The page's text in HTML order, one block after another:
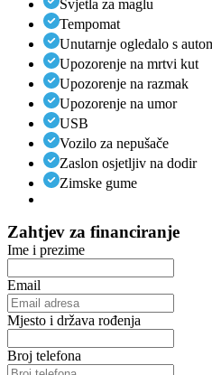
Svjetla za maglu
Tempomat
Unutarnje ogledalo s
Upozorenje na mrtvi kut
Upozorenje na razmak
Upozorenje na umor
USB
Vozilo za nepušače
Zaslon osjetljiv na dodir
Zimske gume
Zahtjev za financiranje
Ime i prezime
Email
Mjesto i država rođenja
Broj telefona